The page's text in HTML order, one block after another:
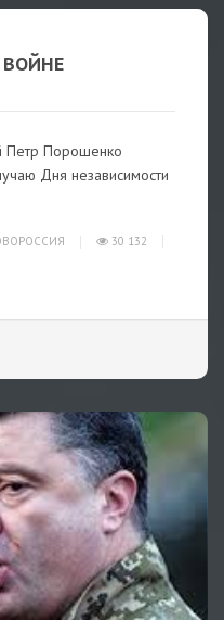
Петр Порошенко
Дня независимости
30 132